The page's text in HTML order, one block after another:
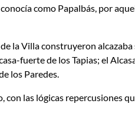
como Papalbás, por
la Villa construyeron alcazaba
fuerte de los Tapias; el
los Paredes.
las lógicas repercusiones